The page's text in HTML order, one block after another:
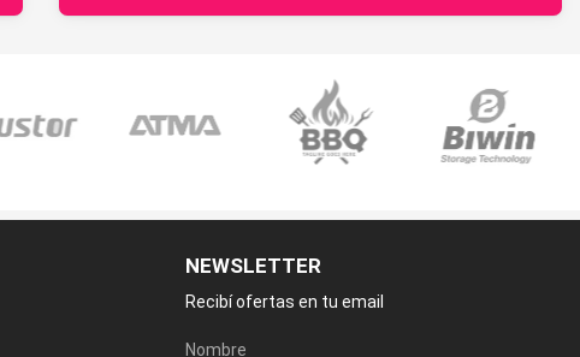
NEWSLETTER
Recibí ofertas en tu email